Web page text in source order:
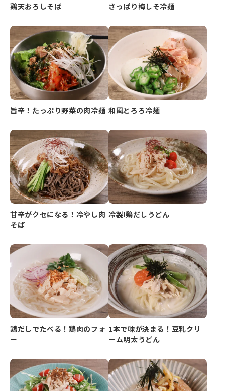
鶏天おろしそば さっぱり梅しそ冷麺
旨辛！たっぷり野菜の肉冷麺 和風とろろ冷麺
甘辛がクセになる！冷やし肉
そば
冷製!鶏だしうどん
鶏だしでたべる！鶏肉のフォ
ー
1本で味が決まる！豆乳クリ
ーム明太うどん